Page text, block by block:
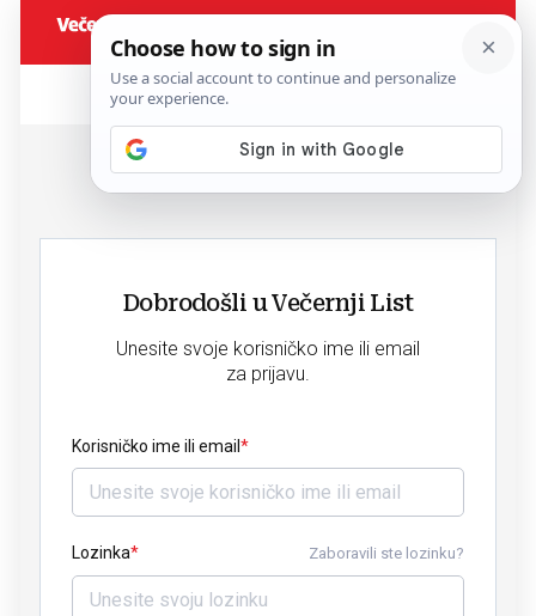
Dobrodošli u Večernji List
Unesite svoje korisničko ime ili email
za prijavu.
Korisničko ime ili email
Lozinka Zaboravili ste lozinku?